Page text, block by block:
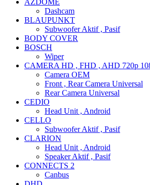
AZDOME
Dashcam
BLAUPUNKT
Subwoofer Aktif , Pasif
BODY COVER
BOSCH
Wiper
CAMERA HD , FHD , AHD 720p
Camera OEM
Front , Rear Camera Universal
Rear Camera Universal
CEDIO
Head Unit , Android
CELLO
Subwoofer Aktif , Pasif
CLARION
Head Unit , Android
Speaker Aktif , Pasif
CONNECTS 2
Canbus